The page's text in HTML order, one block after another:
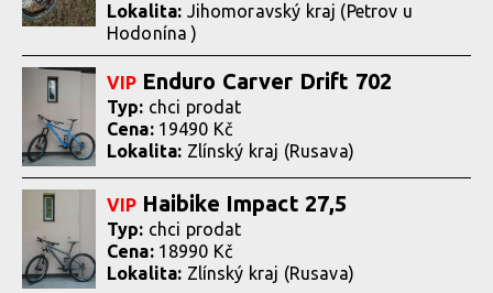
Lokalita: Jihomoravský kraj (Petrov u
Hodonína )
VIP Enduro Carver Drift 702
Typ: chci prodat
Cena: 19490 Kč
Lokalita: Zlínský kraj (Rusava)
VIP Haibike Impact 27,5
Typ: chci prodat
Cena: 18990 Kč
Lokalita: Zlínský kraj (Rusava)